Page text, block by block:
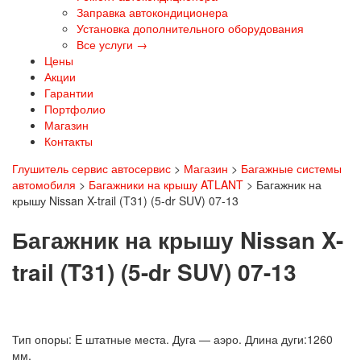
Заправка автокондиционера
Установка дополнительного оборудования
Все услуги →
Цены
Акции
Гарантии
Портфолио
Магазин
Контакты
Глушитель сервис автосервис > Магазин > Багажные системы
автомобиля > Багажники на крышу ATLANT > Багажник на
крышу Nissan X-trail (T31) (5-dr SUV) 07-13
Багажник на крышу Nissan X-
trail (T31) (5-dr SUV) 07-13
Тип опоры: E штатные места. Дуга — аэро. Длина дуги:1260
мм.